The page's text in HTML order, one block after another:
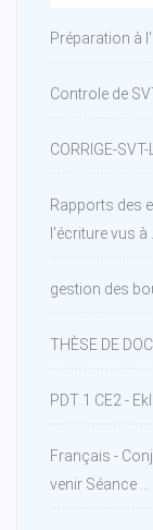
Préparation à
Controle de
CORRIGE-
Rapports des
l'écriture vus à ...
gestion des
THÈSE DE
PDT 1 CE2 -
Français -
venir Séance ...